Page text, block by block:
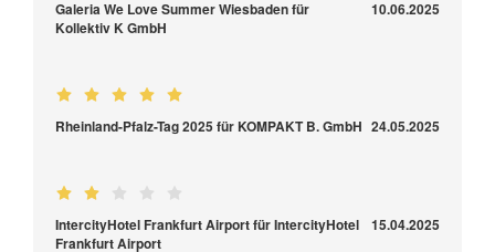
Galeria We Love Summer Wiesbaden für
Kollektiv K GmbH
10.06.2025
Rheinland-Pfalz-Tag 2025 für KOMPAKT B. GmbH 24.05.2025
IntercityHotel Frankfurt Airport für IntercityHotel
Frankfurt Airport
15.04.2025